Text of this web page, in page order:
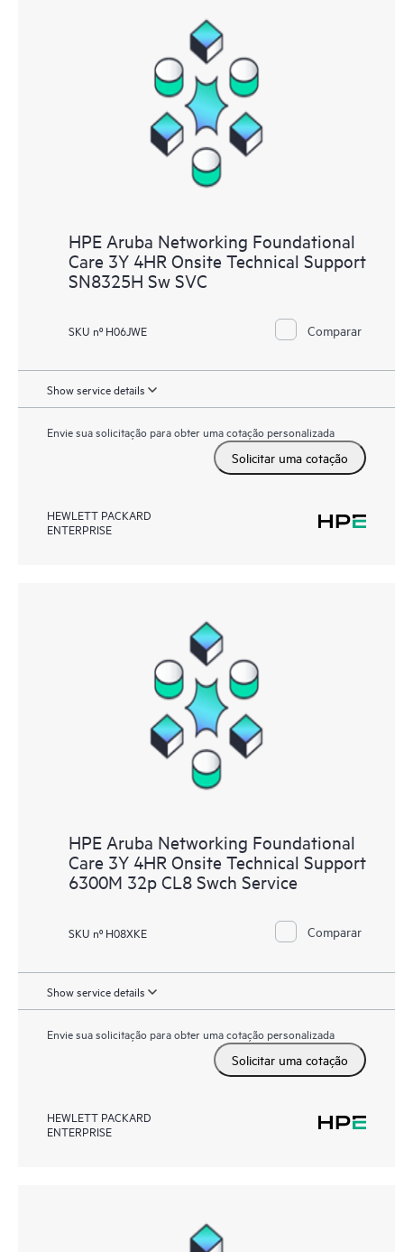
HPE Aruba Networking Foundational
Care 3Y 4HR Onsite Technical Support
SN8325H Sw SVC
SKU nº H06JWE Comparar
Show service details
Envie sua solicitação para obter uma cotação personalizada
Solicitar uma cotação
HEWLETT PACKARD
ENTERPRISE
HPE Aruba Networking Foundational
Care 3Y 4HR Onsite Technical Support
6300M 32p CL8 Swch Service
SKU nº H08XKE Comparar
Show service details
Envie sua solicitação para obter uma cotação personalizada
Solicitar uma cotação
HEWLETT PACKARD
ENTERPRISE